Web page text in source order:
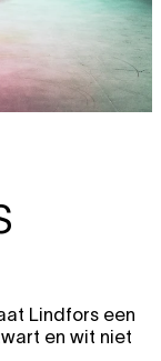
Lindfors een
en wit niet